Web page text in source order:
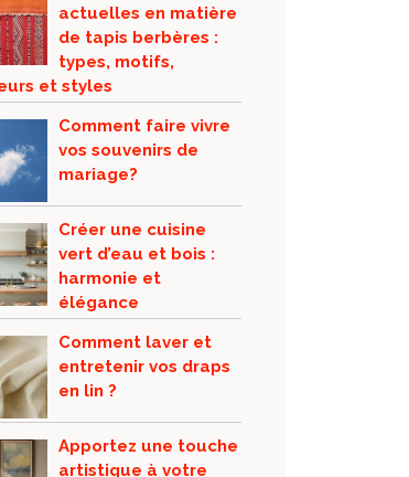
actuelles en matière
de tapis berbères :
types, motifs,
et styles
Comment faire vivre
vos souvenirs de
mariage?
Créer une cuisine
vert d’eau et bois :
harmonie et
élégance
Comment laver et
entretenir vos draps
en lin ?
Apportez une touche
artistique à votre